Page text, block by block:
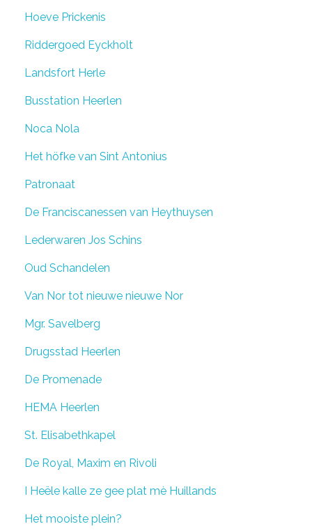
Hoeve Prickenis
Riddergoed Eyckholt
Landsfort Herle
Busstation Heerlen
Noca Nola
Het höfke van Sint Antonius
Patronaat
De Franciscanessen van Heythuysen
Lederwaren Jos Schins
Oud Schandelen
Van Nor tot nieuwe nieuwe Nor
Mgr. Savelberg
Drugsstad Heerlen
De Promenade
HEMA Heerlen
St. Elisabethkapel
De Royal, Maxim en Rivoli
I Heële kalle ze gee plat mè Huillands
Het mooiste plein?